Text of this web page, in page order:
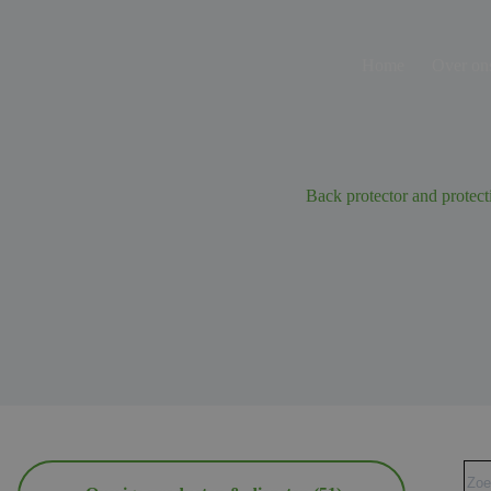
Back protector and